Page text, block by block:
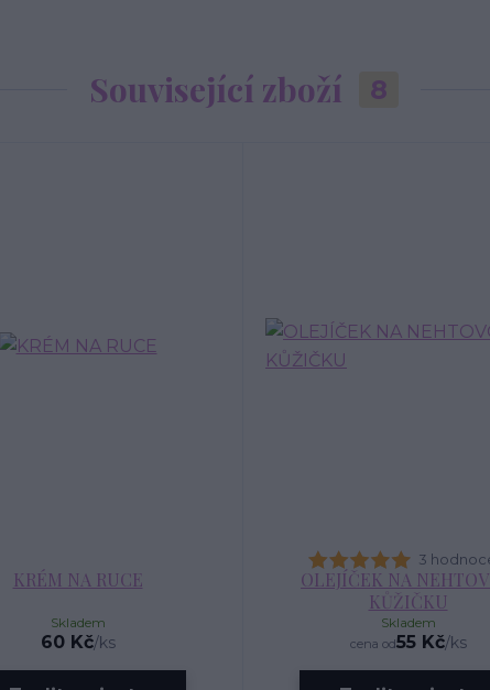
Související zboží 8
KRÉM NA RUCE
60 Kč/ks
Skladem
3
OLEJÍČEK NA
KŮŽIČKU
cena od55 Kč/ks
Skladem